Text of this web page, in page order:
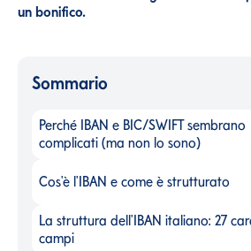
un bonifico.
Sommario
Perché IBAN e BIC/SWIFT
Perché IBAN e BIC/SWIFT sembrano
complicati (ma non lo sono)
Cos'è l'IBAN e come è strutturato
Cos'è l'IBAN e come è strutturato
La struttura dell'IBAN italiano: 27
La struttura dell'IBAN italiano: 27
campi